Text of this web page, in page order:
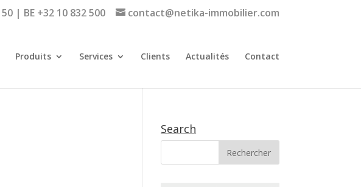
| BE +32 10 832 500 contact@netika-immobilier.com
Produits Services Clients Actualités Contact
Search